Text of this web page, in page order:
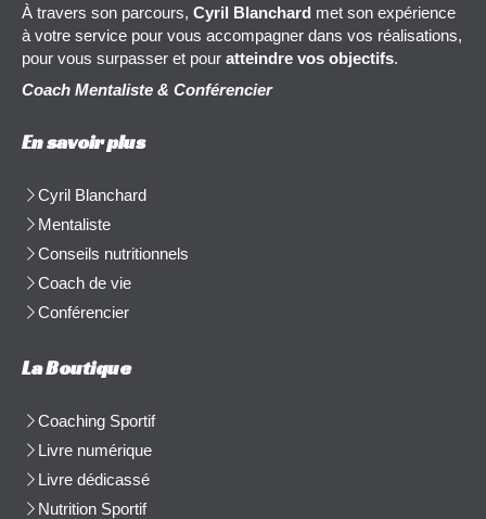
À travers son parcours, Cyril Blanchard met son expérience
à votre service pour vous accompagner dans vos réalisations,
pour vous surpasser et pour atteindre vos objectifs.
Coach Mentaliste & Conférencier
En savoir plus
Cyril Blanchard
Mentaliste
Conseils nutritionnels
Coach de vie
Conférencier
La Boutique
Coaching Sportif
Livre numérique
Livre dédicassé
Nutrition Sportif